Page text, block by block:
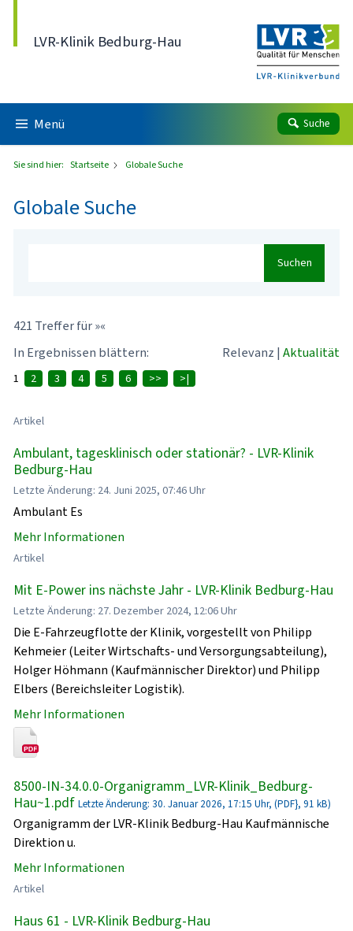
LVR-Klinik Bedburg-Hau
Menü Suche
Sie sind hier: Startseite Globale Suche
Globale Suche
Suchen
421 Treffer für »«
In Ergebnissen blättern:
Relevanz | Aktualität
1 2 3 4 5 6 >> >|
Artikel
Ambulant, tagesklinisch oder stationär? - LVR-Klinik
Bedburg-Hau
Letzte Änderung: 24. Juni 2025, 07:46 Uhr
Ambulant Es
Mehr Informationen
Artikel
Mit E-Power ins nächste Jahr - LVR-Klinik Bedburg-Hau
Letzte Änderung: 27. Dezember 2024, 12:06 Uhr
Die E-Fahrzeugflotte der Klinik, vorgestellt von Philipp
Kehmeier (Leiter Wirtschafts- und Versorgungsabteilung),
Holger Höhmann (Kaufmännischer Direktor) und Philipp
Elbers (Bereichsleiter Logistik).
Mehr Informationen
8500-IN-34.0.0-Organigramm_LVR-Klinik_Bedburg-
Hau~1.pdf Letzte Änderung: 30. Januar 2026, 17:15 Uhr, (PDF}, 91 kB)
Organigramm der LVR-Klinik Bedburg-Hau Kaufmännische
Direktion u.
Mehr Informationen
Artikel
Haus 61 - LVR-Klinik Bedburg-Hau